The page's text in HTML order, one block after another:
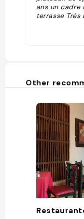
ans un cadre
terrasse Très
Other